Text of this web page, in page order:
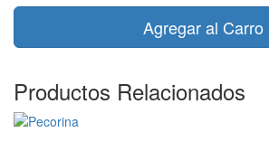
Agregar al Carro
Productos Relacionados